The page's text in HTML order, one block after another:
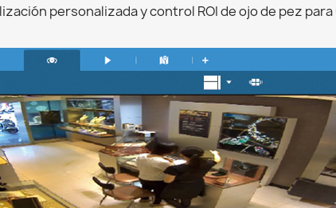
personalizada y control ROI de ojo de pez